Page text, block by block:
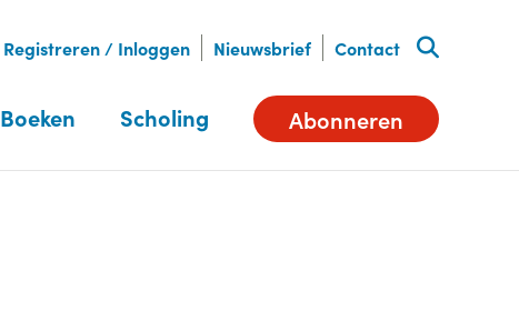
Registreren / Inloggen Nieuwsbrief Contact
Boeken Scholing Abonneren